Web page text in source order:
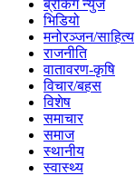
ब्रेकिंग न्युज
भिडियो
मनोरञ्जन/साहित्य
राजनीति
वातावरण-कृषि
विचार/बहस
विशेष
समाचार
समाज
स्थानीय
स्वास्थ्य